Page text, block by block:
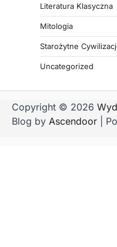
Literatura Klasyczna
Mitologia
Starożytne
Uncategorized
Copyright © 2026
Blog by Ascendoor |